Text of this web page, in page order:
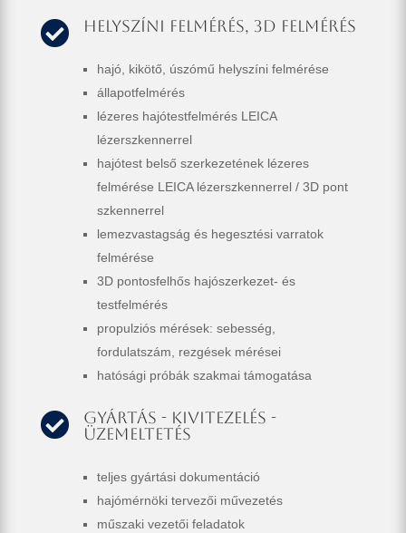
 Helyszíni felmérés, 3d felmérés
hajó, kikötő, úszómű helyszíni felmérése
állapotfelmérés
lézeres hajótestfelmérés LEICA
lézerszkennerrel
hajótest belső szerkezetének lézeres
felmérése LEICA lézerszkennerrel / 3D pont
szkennerrel
lemezvastagság és hegesztési varratok
felmérése
3D pontosfelhős hajószerkezet- és
testfelmérés
propulziós mérések: sebesség,
fordulatszám, rezgések mérései
hatósági próbák szakmai támogatása

Gyártás - kivitezelés -
üzemeltetés
teljes gyártási dokumentáció
hajómérnöki tervezői művezetés
műszaki vezetői feladatok